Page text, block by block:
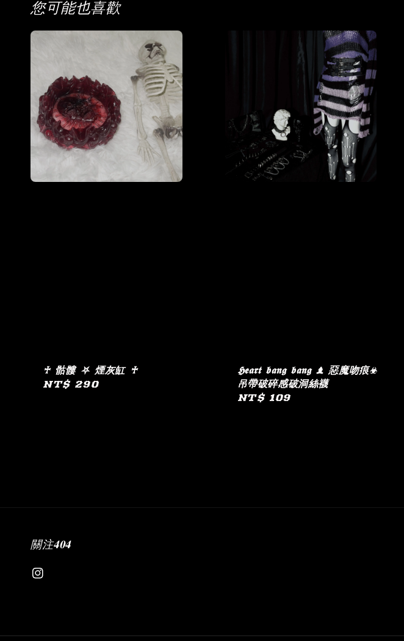
您可能也喜歡
♰ 骷髏 ⛧ 煙灰缸 ♰
Regular
NT$ 290
𝕳𝖊𝖆𝖗𝖙 𝖇𝖆𝖓𝖌 𝖇𝖆𝖓𝖌 ♝ 惡魔吻痕☣︎
吊帶破碎感破洞絲襪
Regular
NT$ 109
關注𝟒𝟎𝟒